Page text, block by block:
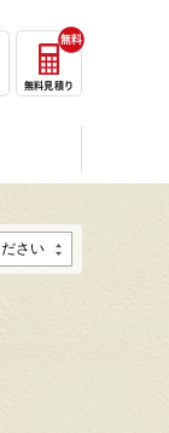
無料見積り
無料